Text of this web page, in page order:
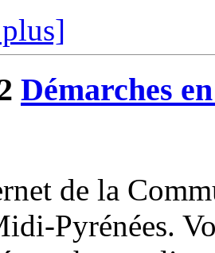
Démarches
de la
Pyrénées.